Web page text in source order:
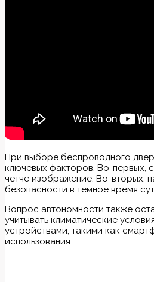
При выборе беспроводного
ключевых факторов. Во-первых,
четче изображение. Во-вторых,
безопасности в темное время
Вопрос автономности также
учитывать климатические
устройствами, такими как
использования.